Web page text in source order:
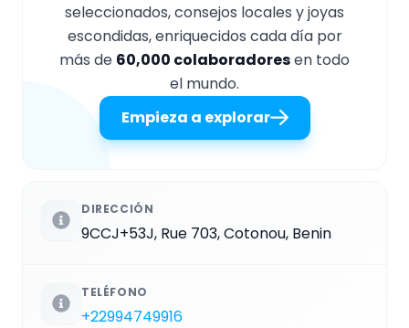
seleccionados, consejos locales y joyas
escondidas, enriquecidos cada día por
más de 60,000 colaboradoresen todo
el mundo.
Empieza a explorar
DIRECCIÓN
9CCJ+53J, Rue 703, Cotonou, Benin
TELÉFONO
+22994749916